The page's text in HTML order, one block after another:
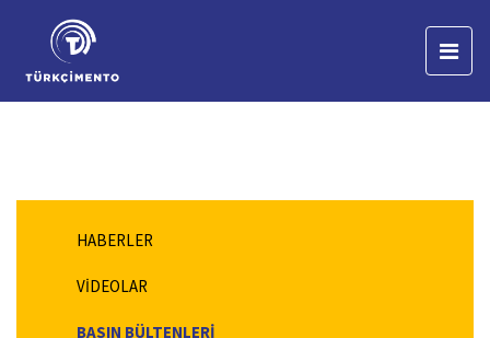
HABERLER
VİDEOLAR
BASIN BÜLTENLERİ